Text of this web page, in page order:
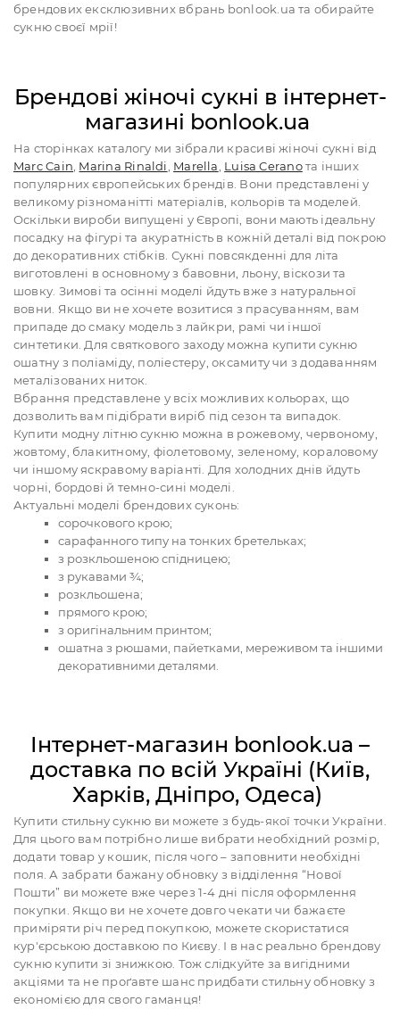
брендових ексклюзивних вбрань bonlook.ua та обирайте
сукню своєї мрії!
Брендові жіночі сукні в інтернет-
магазині bonlook.ua
На сторінках каталогу ми зібрали красиві жіночі сукні від
Marc Cain Marina Rinaldi Marella Luisa Ceranoта інших
популярних європейських брендів. Вони представлені у
великому різноманітті матеріалів, кольорів та моделей.
Оскільки вироби випущені у Європі, вони мають ідеальну
посадку на фігурі та акуратність в кожній деталі від покрою
до декоративних стібків. Сукні повсякденні для літа
виготовлені в основному з бавовни, льону, віскози та
шовку. Зимові та осінні моделі йдуть вже з натуральної
вовни. Якщо ви не хочете возитися з прасуванням, вам
припаде до смаку модель з лайкри, рамі чи іншої
синтетики. Для святкового заходу можна купити сукню
ошатну з поліаміду, поліестеру, оксамиту чи з додаванням
металізованих ниток.
Вбрання представлене у всіх можливих кольорах, що
дозволить вам підібрати виріб під сезон та випадок.
Купити модну літню сукню можна в рожевому, червоному,
жовтому, блакитному, фіолетовому, зеленому, кораловому
чи іншому яскравому варіанті. Для холодних днів йдуть
чорні, бордові й темно-сині моделі.
Актуальні моделі брендових суконь:
сорочкового крою;
сарафанного типу на тонких бретельках;
з розкльошеною спідницею;
з рукавами ¾;
розкльошена;
прямого крою;
з оригінальним принтом;
ошатна з рюшами, пайетками, мереживом та іншими
декоративними деталями.
Інтернет-магазин bonlook.ua –
доставка по всій Україні (Київ,
Харків, Дніпро, Одеса)
Купити стильну сукню ви можете з будь-якої точки України.
Для цього вам потрібно лише вибрати необхідний розмір,
додати товар у кошик, після чого – заповнити необхідні
поля. А забрати бажану обновку з відділення “Нової
Пошти” ви можете вже через 1-4 дні після оформлення
покупки. Якщо ви не хочете довго чекати чи бажаєте
приміряти річ перед покупкою, можете скористатися
кур'єрською доставкою по Києву. І в нас реально брендову
сукню купити зі знижкою. Тож слідкуйте за вигідними
акціями та не проґавте шанс придбати стильну обновку з
економією для свого гаманця!